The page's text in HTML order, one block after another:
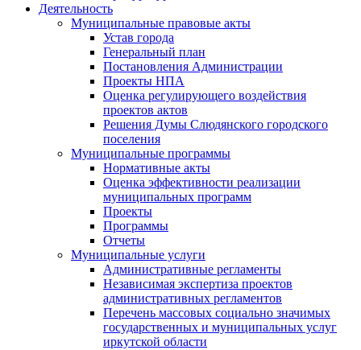
Деятельность
Муниципальные правовые акты
Устав города
Генеральный план
Постановления Администрации
Проекты НПА
Оценка регулирующего воздействия
проектов актов
Решения Думы Слюдянского городского
поселения
Муниципальные программы
Нормативные акты
Оценка эффективности реализации
муниципальных программ
Проекты
Программы
Отчеты
Муниципальные услуги
Административные регламенты
Независимая экспертиза проектов
административных регламентов
Перечень массовых социально значимых
государственных и муниципальных услуг
иркутской области